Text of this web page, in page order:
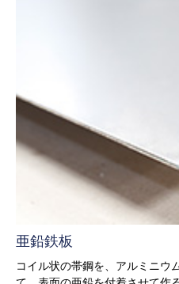
亜鉛鉄板
コイル状の帯鋼を、アルミニウ